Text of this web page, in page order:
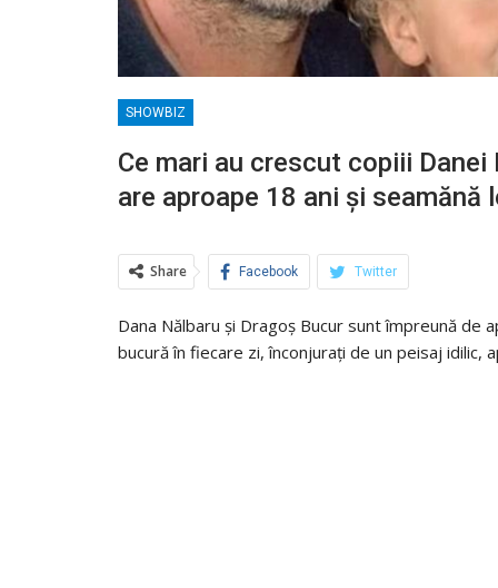
SHOWBIZ
Ce mari au crescut copiii
are aproape 18 ani și seamănă
Share Facebook Twitter
Dana Nălbaru și Dragoș Bucur sunt împreună de
bucură în fiecare zi, înconjurați de un peisaj idilic,